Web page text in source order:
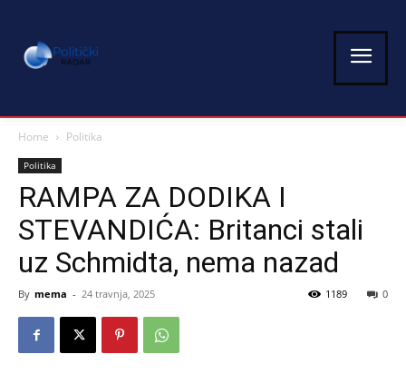
Home Politika
Politika
RAMPA ZA DODIKA I
STEVANDIĆA: Britanci stali
uz Schmidta, nema nazad
By mema - 24 travnja, 2025 0
1189